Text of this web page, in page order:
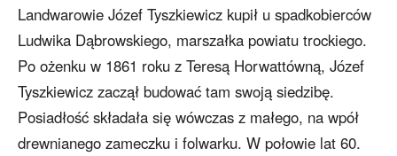
Landwarowie Józef Tyszkiewicz kupił u spadkobierców
Ludwika Dąbrowskiego, marszałka powiatu trockiego.
Po ożenku w 1861 roku z Teresą Horwattówną, Józef
Tyszkiewicz zaczął budować tam swoją siedzibę.
Posiadłość składała się wówczas z małego, na wpół
drewnianego zameczku i folwarku. W połowie lat 60.